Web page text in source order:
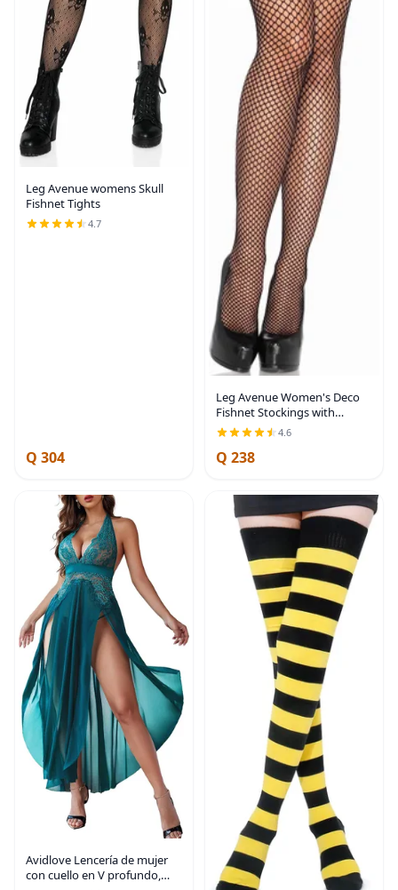
Leg Avenue womens Skull
Fishnet Tights
4.7
Q 304
Leg Avenue Women's Deco
Fishnet Stockings with
Attached Garter Belt
4.6
Q 238
Avidlove Lencería de mujer
con cuello en V profundo,